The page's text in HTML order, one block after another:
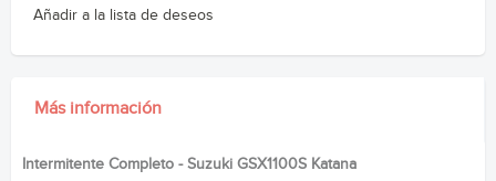
Añadir a la lista de deseos
Más información
Intermitente Completo - Suzuki GSX1100S Katana